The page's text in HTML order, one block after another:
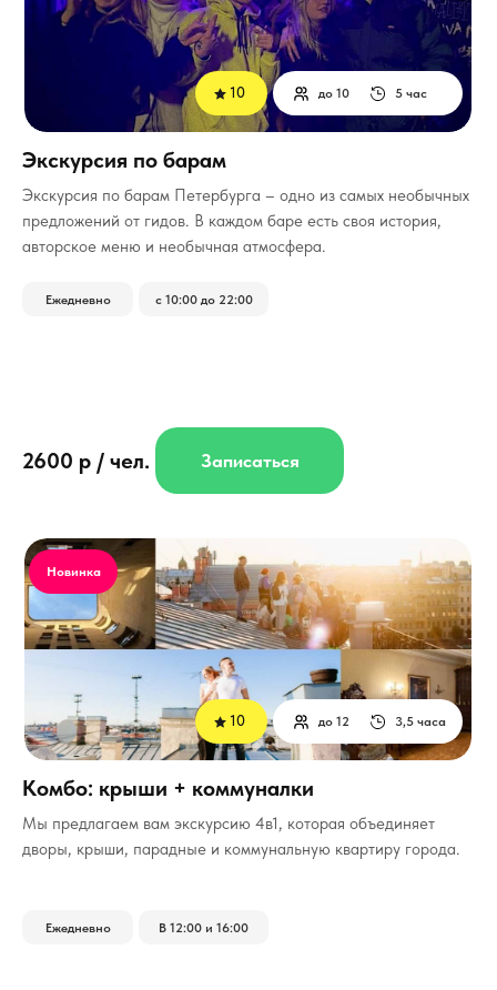
­Экскурсия по барам Петербурга – одно из самых необычных
предложений от гидов. В каждом баре есть своя история,
авторское меню и необычная атмосфера.
2600 р / чел.
5 час
до 10
Ежедневно с 10:00 до 22:00
Записаться
Экскурсия по барам
10
Мы предлагаем вам экскурсию 4в1, которая объединяет
дворы, крыши, парадные и коммунальную квартиру города.
3,5 часа
до 12
Ежедневно В 12:00 и 16:00
Новинка
Комбо: крыши + коммуналки
10